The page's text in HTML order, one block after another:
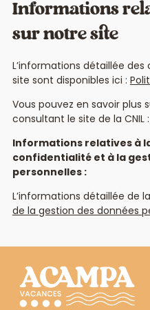
Informations
sur notre site
L’informations détaillée
site sont disponibles ici :
Vous pouvez en savoir plus
consultant le site de la CNIL :
Informations relatives à
confidentialité et à la
personnelles :
L’informations détaillée de la
de la gestion des données